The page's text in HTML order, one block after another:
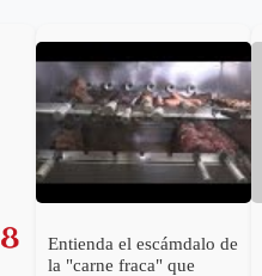
Entienda el escámdalo de
la "carne fraca" que